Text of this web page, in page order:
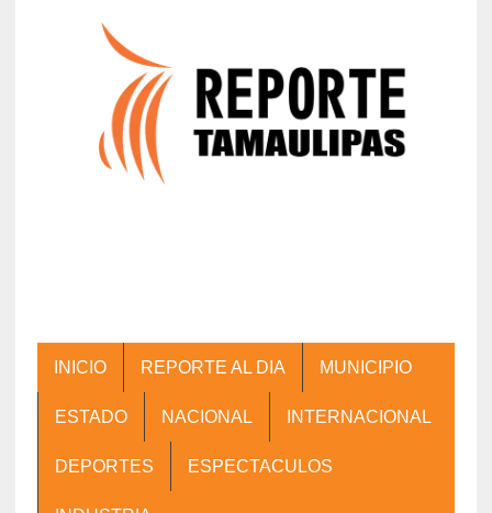
INICIO REPORTE AL DIA MUNICIPIO
ESTADO NACIONAL INTERNACIONAL
DEPORTES ESPECTACULOS